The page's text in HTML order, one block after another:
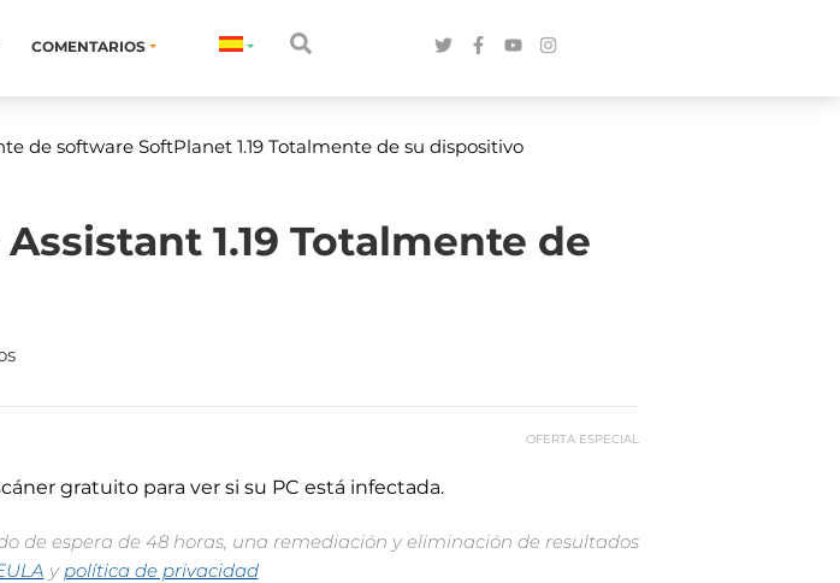
COMENTARIOS
de software SoftPlanet 1.19 Totalmente de su dispositivo
1.19 Totalmente de
OFERTA ESPECIAL
gratuito para ver si su PC está infectada.
de espera de 48 horas, una remediación y eliminación de resultados
ypolítica de privacidad